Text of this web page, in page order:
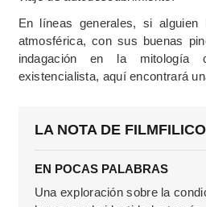
En líneas generales, si
atmosférica, con sus buenas
indagación en la mitología
existencialista, aquí encontrará
LA NOTA DE
EN POCAS PALABRAS
Una exploración sobre la